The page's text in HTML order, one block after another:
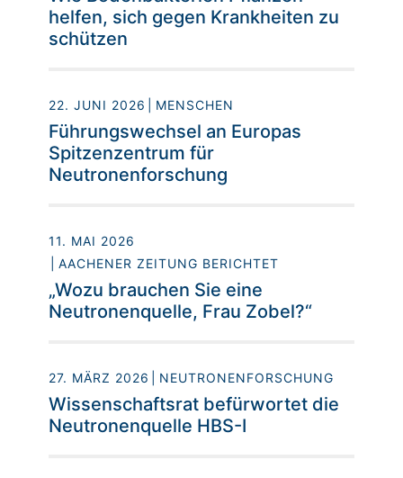
helfen, sich gegen Krankheiten zu
schützen
22. JUNI 2026 MENSCHEN
Führungswechsel an Europas
Spitzenzentrum für
Neutronenforschung
11. MAI 2026
AACHENER ZEITUNG BERICHTET
„Wozu brauchen Sie eine
Neutronenquelle, Frau Zobel?“
27. MÄRZ 2026 NEUTRONENFORSCHUNG
Wissenschaftsrat befürwortet die
Neutronenquelle HBS-I